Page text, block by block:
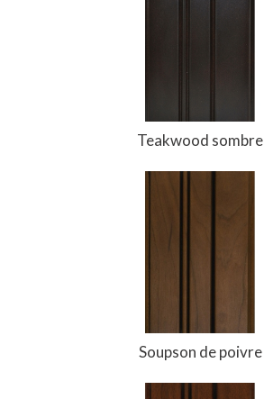
Teakwood sombre
Soupson de poivre